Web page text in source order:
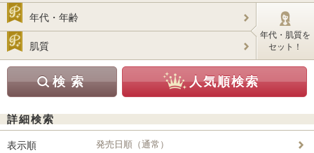
年代・年齢
肌質
年代・肌質を
セット！
詳細検索
表示順 発売日順（通常）